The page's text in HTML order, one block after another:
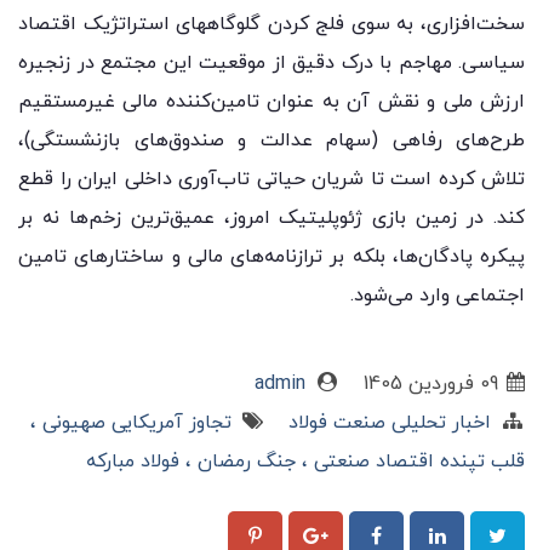
سخت‌افزاری، به سوی فلج کردن گلوگاه‍های استراتژیک اقتصاد
سیاسی. مهاجم با درک دقیق از موقعیت این مجتمع در زنجیره
ارزش ملی و نقش آن به عنوان تامین‌کننده مالی غیرمستقیم
طرح‌های رفاهی (سهام عدالت و صندوق‌های بازنشستگی)،
تلاش کرده است تا شریان حیاتی تاب‌آوری داخلی ایران را قطع
کند. در زمین بازی ژئوپلیتیک امروز، عمیق‌ترین زخم‌ها نه بر
پیکره پادگان‌ها، بلکه بر ترازنامه‌های مالی و ساختارهای تامین
اجتماعی وارد می‌شود.
admin
اخبار تحلیلی صنعت فولاد
تجاوز آمریکایی صهیونی
قلب تپنده اقتصاد صنعتی
جنگ رمضان فولاد مبارکه